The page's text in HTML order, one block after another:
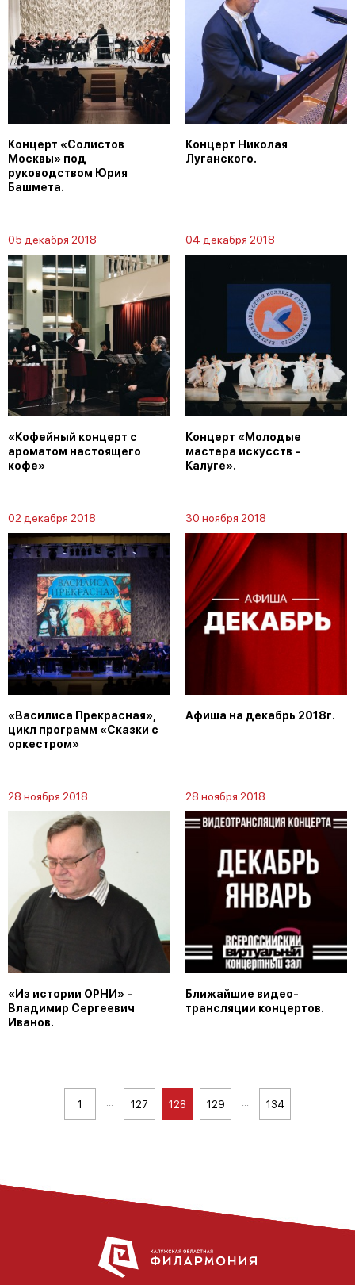
Концерт «Солистов
Москвы» под
руководством Юрия
Башмета.
Концерт Николая
Луганского.
05 декабря 2018
«Кофейный концерт с
ароматом настоящего
кофе»
04 декабря 2018
Концерт «Молодые
мастера искусств -
Калуге».
02 декабря 2018
«Василиса Прекрасная»,
цикл программ «Сказки с
оркестром»
30 ноября 2018
Афиша на декабрь 2018г.
28 ноября 2018
«Из истории ОРНИ» -
Владимир Сергеевич
Иванов.
28 ноября 2018
Ближайшие видео-
трансляции концертов.
1 ... 127 128 129 ... 134